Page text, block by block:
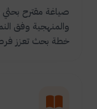
صياغة مقترح
والمنهجية وفق
خطة بحث تعزز